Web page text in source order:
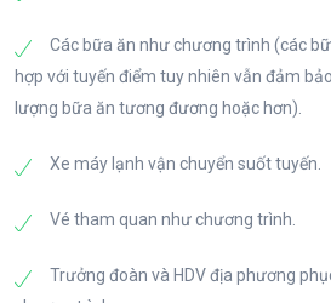
Các bữa ăn như chương trình (các
hợp với tuyến điểm tuy nhiên vẫn đảm
lượng bữa ăn tương đương hoặc hơn).
Xe máy lạnh vận chuyển suốt tuyến.
Vé tham quan như chương trình.
Trưởng đoàn và HDV địa phương